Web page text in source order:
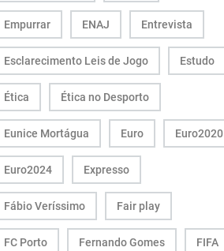
Empurrar ENAJ Entrevista
Esclarecimento Leis de Jogo Estudo
Ética Ética no Desporto
Eunice Mortágua Euro Euro2020
Euro2024 Expresso
Fábio Veríssimo Fair play
FC Porto Fernando Gomes FIFA